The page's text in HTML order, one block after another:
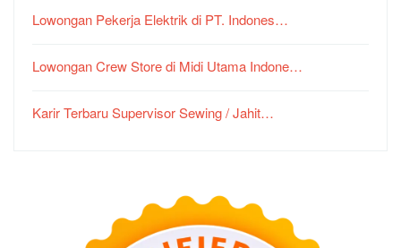
Lowongan Pekerja Elektrik di PT. Indones…
Lowongan Crew Store di Midi Utama Indone…
Karir Terbaru Supervisor Sewing / Jahit…